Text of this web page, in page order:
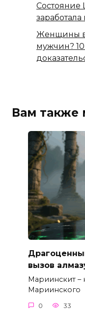
Состояние
заработала
Женщины
мужчин?
Вам также
вызов
Мариинскит –
Мариинского
0 33